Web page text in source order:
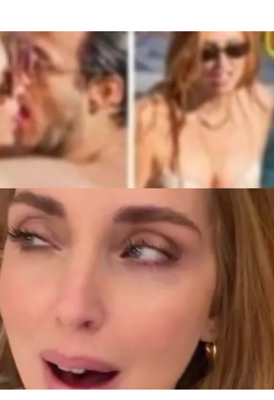
Ricette Facili e Veloci
Ricette Feste
Ricette per Bambini